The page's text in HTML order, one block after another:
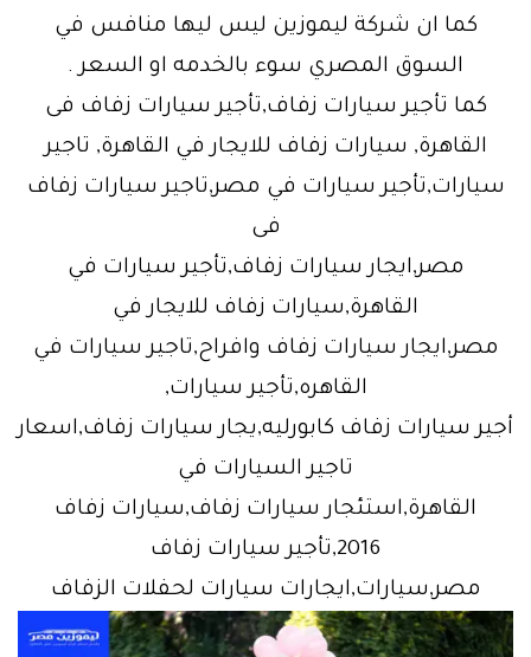
كما ان شركة ليموزين ليس ليها منافس في
السوق المصري سوء بالخدمه او السعر .
كما تأجير سيارات زفاف,تأجير سيارات زفاف فى
القاهرة, سيارات زفاف للايجار في القاهرة, تاجير
سيارات,تأجير سيارات في مصر,تاجير سيارات زفاف
فى
مصر,ايجار سيارات زفاف,تأجير سيارات في
القاهرة,سيارات زفاف للايجار في
مصر,ايجار سيارات زفاف وافراح,تاجير سيارات في
القاهره,تأجير سيارات,
أجير سيارات زفاف كابورليه,يجار سيارات زفاف,اسعار
تاجير السيارات في
القاهرة,استئجار سيارات زفاف,سيارات زفاف
2016,تأجير سيارات زفاف
مصر,سيارات,ايجارات سيارات لحفلات الزفاف